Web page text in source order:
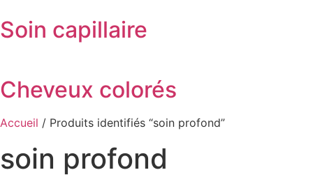
Soin capillaire
Cheveux colorés
Accueil / Produits identifiés “soin profond”
soin profond